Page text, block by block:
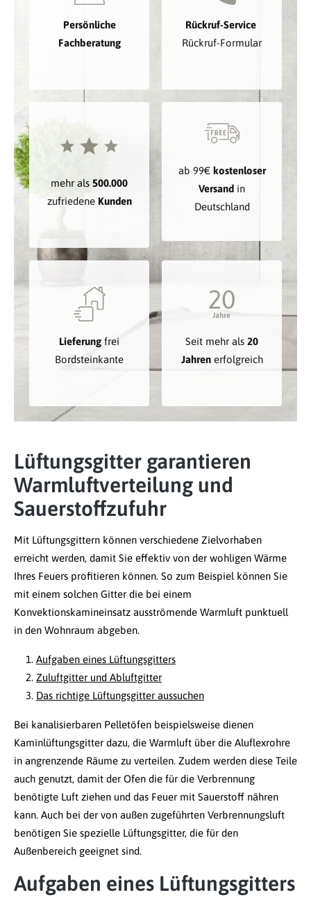
Persönliche
Fachberatung
Rückruf-Service
Rückruf-Formular
mehr als 500.000
zufriedene Kunden
ab 99€ kostenloser
Versand in
Deutschland
Lieferung frei
Bordsteinkante
Seit mehr als 20
Jahrenerfolgreich
Lüftungsgitter garantieren
Warmluftverteilung und
Sauerstoffzufuhr
Mit Lüftungsgittern können verschiedene Zielvorhaben
erreicht werden, damit Sie effektiv von der wohligen Wärme
Ihres Feuers profitieren können. So zum Beispiel können Sie
mit einem solchen Gitter die bei einem
Konvektionskamineinsatz ausströmende Warmluft punktuell
in den Wohnraum abgeben.
Aufgaben eines Lüftungsgitters
Zuluftgitter und Abluftgitter
Das richtige Lüftungsgitter aussuchen
Bei kanalisierbaren Pelletöfen beispielsweise dienen
Kaminlüftungsgitter dazu, die Warmluft über die Aluflexrohre
in angrenzende Räume zu verteilen. Zudem werden diese Teile
auch genutzt, damit der Ofen die für die Verbrennung
benötigte Luft ziehen und das Feuer mit Sauerstoff nähren
kann. Auch bei der von außen zugeführten Verbrennungsluft
benötigen Sie spezielle Lüftungsgitter, die für den
Außenbereich geeignet sind.
Aufgaben eines Lüftungsgitters